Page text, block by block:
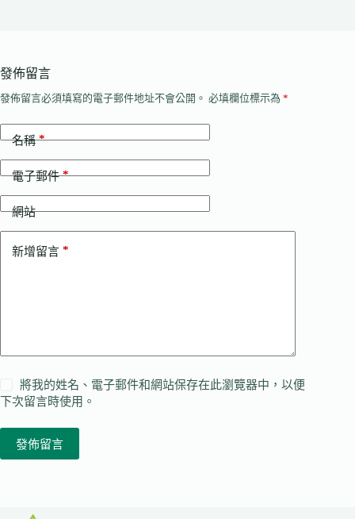
發佈留言
發佈留言必須填寫的電子郵件地址不會公開。 必填欄位標示為 *
名稱*
電子郵件*
網站
新增留言 *
將我的姓名、電子郵件和網站保存在此瀏覽器中，以便
下次留言時使用。
發佈留言